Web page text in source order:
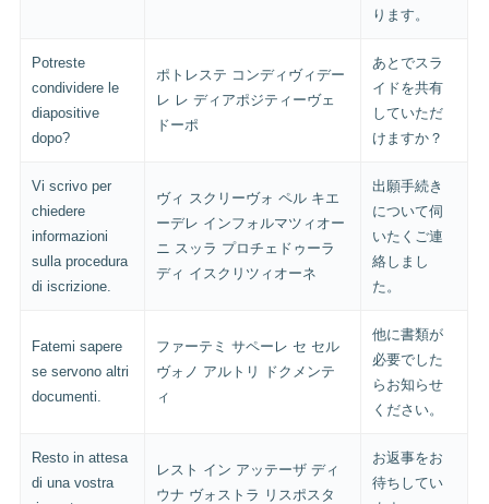
ります。
Potreste
condividere le
diapositive
dopo?
ポトレステ コンディヴィデー
レ レ ディアポジティーヴェ
ドーポ
あとでスラ
イドを共有
していただ
けますか？
Vi scrivo per
chiedere
informazioni
sulla procedura
di iscrizione.
ヴィ スクリーヴォ ペル キエ
ーデレ インフォルマツィオー
ニ スッラ プロチェドゥーラ
ディ イスクリツィオーネ
出願手続き
について伺
いたくご連
絡しまし
た。
Fatemi sapere
se servono altri
documenti.
ファーテミ サペーレ セ セル
ヴォノ アルトリ ドクメンテ
ィ
他に書類が
必要でした
らお知らせ
ください。
Resto in attesa
di una vostra
レスト イン アッテーザ ディ
ウナ ヴォストラ リスポスタ
お返事をお
待ちしてい